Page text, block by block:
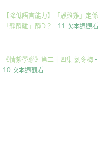
【降低語言能力】「靜雞雞」定係
「靜靜雞」靜D？ - 11 次本週觀看
《情繫學聯》第二十四集 劉冬梅 -
10 次本週觀看